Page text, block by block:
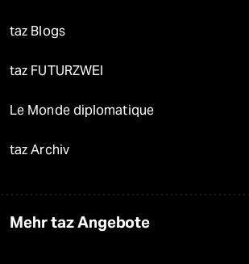
taz Blogs
taz FUTURZWEI
Le Monde diplomatique
taz Archiv
Mehr taz Angebote